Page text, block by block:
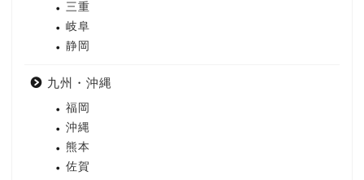
三重
岐阜
静岡
九州・沖縄
福岡
沖縄
熊本
佐賀